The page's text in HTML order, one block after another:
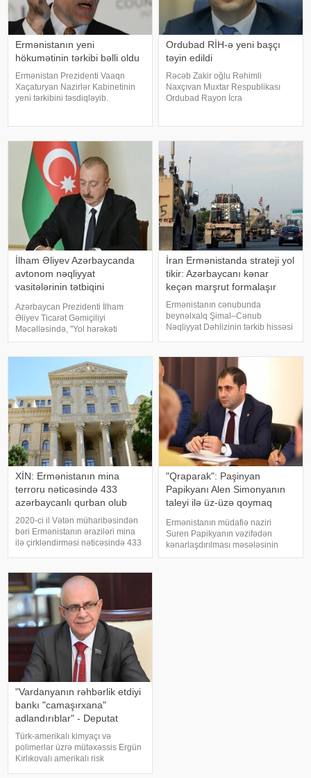
Ermənistanın yeni
hökumətinin tərkibi bəlli oldu
Ermənistan Prezidenti Vaaqn
Xaçaturyan Nazirlər Kabinetinin
yeni tərkibini təsdiqləyib.
Mqer Qriqoryan – Baş nazirin
müavini. Tiqran Xaçatrya
Ordubad RİH-ə yeni başçı
təyin edildi
Rəcəb Zakir oğlu Rəhimli
Naxçıvan Muxtar Respublikası
Ordubad Rayon İcra
Prezidenti İlham Əliyev Sərəncam
imzalayıb. Dövlət başçısını
İlham Əliyev Azərbaycanda
avtonom nəqliyyat
vasitələrinin tətbiqini
Azərbaycan Prezidenti İlham
Əliyev Ticarət Gəmiçiliyi
Məcəlləsində, "Yol hərəkəti
haqqında", "Nəqliyyat haqqında",
dövriyyənin müəyyən
iştirakçılarına mənsu
İran Ermənistanda strateji yol
tikir: Azərbaycanı kənar
keçən marşrut formalaşır
Ermənistanın cənubunda
beynəlxalq Şimal–Cənub
Nəqliyyat Dəhlizinin tərkib hissəsi
tikintisi davam edir.
KONKRET.azbakupost-a
istinadən xəbər verir ki, bu barəd
XİN: Ermənistanın mina
terroru nəticəsində 433
azərbaycanlı qurban olub
2020-ci il Vətən müharibəsindən
bəri Ermənistanın əraziləri mina
ilə çirkləndirməsi nəticəsində 433
Nazirliyinin "X" səhifəsində
bildirilib. Son hadisəd
"Qraparak": Paşinyan
Papikyanı Alen Simonyanın
taleyi ilə üz-üzə qoymaq
Ermənistanın müdafiə naziri
Suren Papikyanın vəzifədən
kənarlaşdırılması məsələsinin
gündəmə gəldiyi iddia olunur.
"Vardanyanın rəhbərlik etdiyi
bankı "camaşırxana"
adlandırıblar" - Deputat
Türk-amerikalı kimyaçı və
polimerlər üzrə mütəxəssis Ergün
Kırlıkovalı amerikalı risk